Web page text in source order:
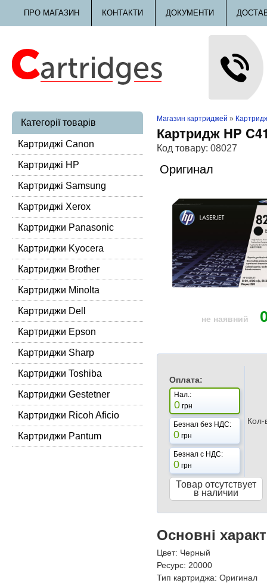
ПРО МАГАЗИН КОНТАКТИ ДОКУМЕНТИ
Категорії товарів
Картриджі Canon
Картриджі HP
Картриджі Samsung
Картриджі Xerox
Картриджи Panasonic
Картриджи Kyocera
Картриджи Brother
Картриджи Minolta
Картриджи Dell
Картриджи Epson
Картриджи Sharp
Картриджи Toshiba
Картриджи Gestetner
Картриджи Ricoh Aficio
Картриджи Pantum
Магазин картриджей »
Картридж HP
Код товару: 08027
Оригинал
не наявний
Оплата:
Нал.:
0 грн
Безнал без НДС:
0 грн
Безнал с НДС:
0 грн
Товар отсутствует
в наличии
Основні
Цвет: Черный
Ресурс: 20000
Тип картриджа: Оригинал